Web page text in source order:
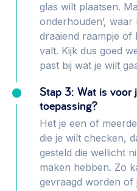
glas wilt plaatsen.
onderhouden’,
draaiend raampje of
valt. Kijk dus goed
past bij wat je wilt
Stap 3: Wat is voor
toepassing?
Het je een of
die je wilt checken,
gesteld die wellicht
maken hebben. Zo
gevraagd worden